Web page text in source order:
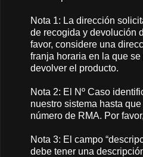
Nota 1: La dirección
de recogida y devolución
favor, considere una
franja horaria en la que
devolver el producto.
Nota 2: El Nº Caso
nuestro sistema hasta
número de RMA. Por
Nota 3: El campo
debe tener una